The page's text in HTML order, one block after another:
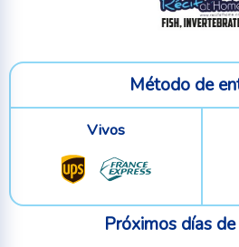
Método de
Vivos
Próximos días